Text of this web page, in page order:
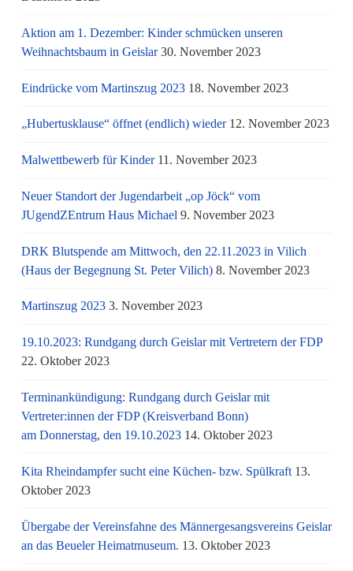
Aktion am 1. Dezember: Kinder schmücken unseren
Weihnachtsbaum in Geislar 30. November 2023
Eindrücke vom Martinszug 2023 18. November 2023
„Hubertusklause“ öffnet (endlich) wieder 12. November 2023
Malwettbewerb für Kinder 11. November 2023
Neuer Standort der Jugendarbeit „op Jöck“ vom
JUgendZEntrum Haus Michael 9. November 2023
DRK Blutspende am Mittwoch, den 22.11.2023 in Vilich
(Haus der Begegnung St. Peter Vilich) 8. November 2023
Martinszug 2023 3. November 2023
19.10.2023: Rundgang durch Geislar mit Vertretern der FDP
22. Oktober 2023
Terminankündigung: Rundgang durch Geislar mit
Vertreter:innen der FDP (Kreisverband Bonn)
am Donnerstag, den 19.10.2023 14. Oktober 2023
Kita Rheindampfer sucht eine Küchen- bzw. Spülkraft 13.
Oktober 2023
Übergabe der Vereinsfahne des Männergesangsvereins Geislar
an das Beueler Heimatmuseum. 13. Oktober 2023